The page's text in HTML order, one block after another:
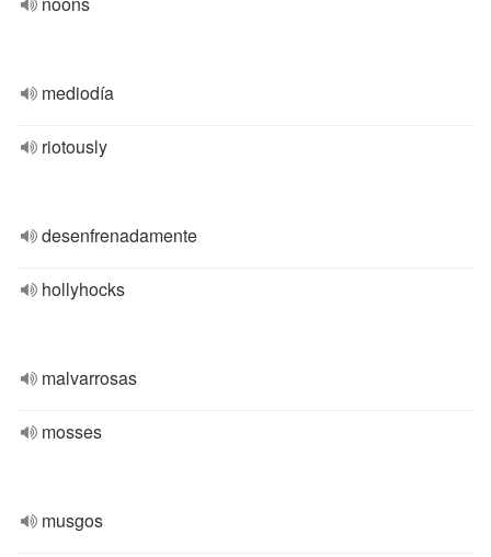
mediodía
riotously
desenfrenadamente
hollyhocks
malvarrosas
mosses
musgos